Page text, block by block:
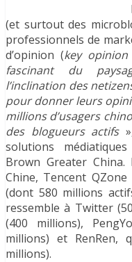
(et surtout des
professionnels de
d’opinion (key opinion
fascinant du
l’inclination des
pour donner leurs
millions d’usagers
des blogueurs actifs
solutions
Brown Greater
Chine, Tencent
(dont 580 millions
ressemble à Twitter
(400 millions),
millions) et RenRen,
millions).